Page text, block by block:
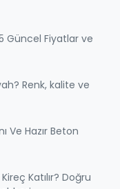
Güncel Fiyatlar ve
Renk, kalite ve
Ve Hazır Beton
Katılır? Doğru